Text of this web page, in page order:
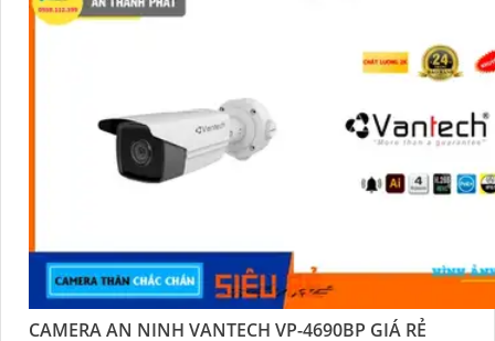
CAMERA AN NINH VANTECH VP-4690BP GIÁ RẺ